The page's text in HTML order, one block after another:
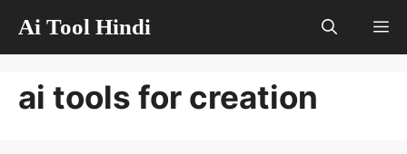
Ai Tool Hindi
ai tools for creation